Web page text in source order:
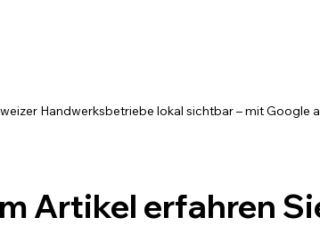
Handwerksbetriebe lokal sichtbar – mit Google
Artikel erfahren